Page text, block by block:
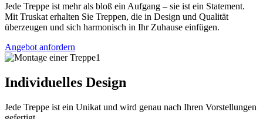
Jede Treppe ist mehr als bloß ein Aufgang – sie ist ein Statement.
Mit Truskat erhalten Sie Treppen, die in Design und Qualität
überzeugen und sich harmonisch in Ihr Zuhause einfügen.
Angebot anfordern
Individuelles Design
Jede Treppe ist ein Unikat und wird genau nach Ihren Vorstellungen